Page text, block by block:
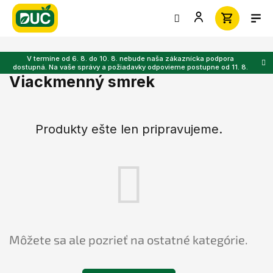
Prejsť
obsah
V termíne od 6. 8. do 10. 8. nebude naša zákaznícka podpora
dostupná. Na vaše správy a požiadavky odpovieme postupne od 11. 8.
Viackmenný smrek
Produkty ešte len pripravujeme.
Môžete sa ale pozrieť na ostatné kategórie.